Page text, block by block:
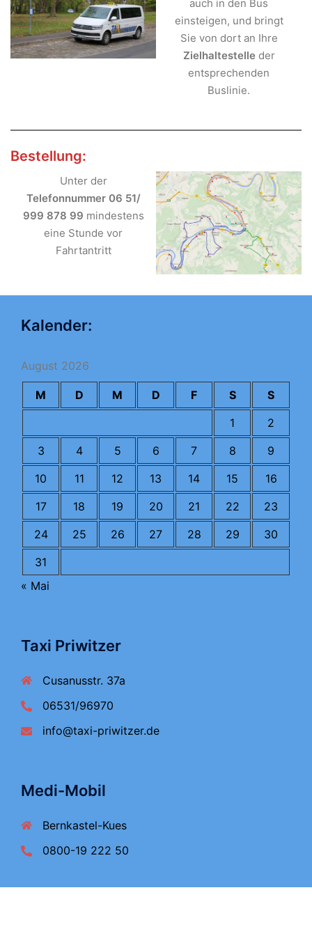
auch in den Bus
einsteigen, und bringt
Sie von dort an Ihre
Zielhaltestelle der
entsprechenden
Buslinie.
Bestellung:
Unter der
Telefonnummer 06 51/
999 878 99 mindestens
eine Stunde vor
Fahrtantritt
Kalender:
August 2026
M D M D F S
S
1
2
3
4 5 6 7 8
9
10
11 12 13 14 15
16
17
18 19 20 21 22
23
24
25 26 27 28 29
30
31
« Mai
Taxi Priwitzer
Cusanusstr. 37a
06531/96970
info@taxi-priwitzer.de
Medi-Mobil
Bernkastel-Kues
0800-19 222 50